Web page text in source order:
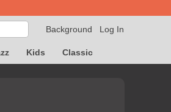
Log In
Background
Kids Classic